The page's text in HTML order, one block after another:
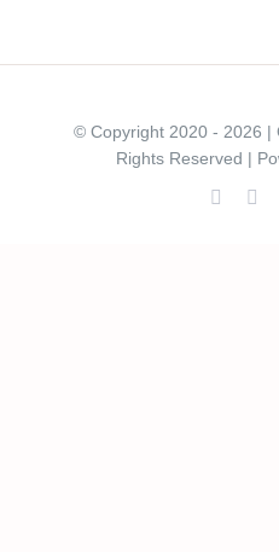
© Copyright 2020 - 2026 |
Rights Reserved |